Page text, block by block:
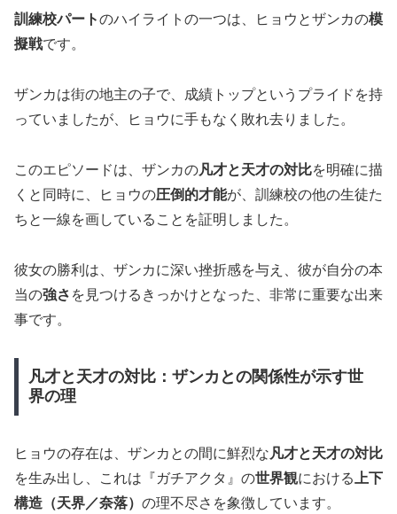
訓練校パートのハイライトの一つは、ヒョウとザンカの模
擬戦です。
ザンカは街の地主の子で、成績トップというプライドを持
っていましたが、ヒョウに手もなく敗れ去りました。
このエピソードは、ザンカの凡才と天才の対比を明確に描
くと同時に、ヒョウの圧倒的才能が、訓練校の他の生徒た
ちと一線を画していることを証明しました。
彼女の勝利は、ザンカに深い挫折感を与え、彼が自分の本
当の強さ を見つけるきっかけとなった、非常に重要な出来
事です。
凡才と天才の対比：ザンカとの関係性が示す世
界の理
ヒョウの存在は、ザンカとの間に鮮烈な 凡才と天才の対比
を生み出し、これは『ガチアクタ』の世界観における
上下
構造（天界／奈落） の理不尽さを象徴しています。